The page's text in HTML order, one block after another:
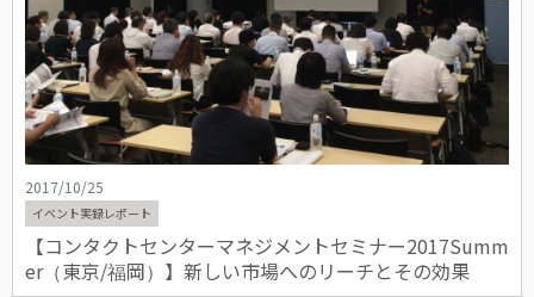
2017/10/25
イベント実録レポート
【コンタクトセンターマネジメントセミナー2017Summ
er（東京/福岡）】新しい市場へのリーチとその効果